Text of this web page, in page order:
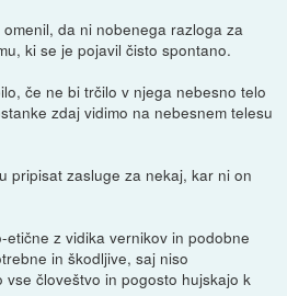
da ni nobenega razloga za
ki se je pojavil čisto spontano.
če ne bi trčilo v njega nebesno telo
zdaj vidimo na nebesnem telesu
pripisat zasluge za nekaj, kar ni on
z vidika vernikov in podobne
in škodljive, saj niso
človeštvo in pogosto hujskajo k